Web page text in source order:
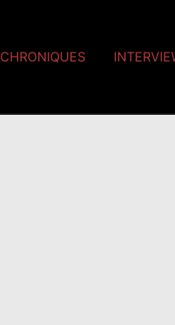
CHRONIQUES